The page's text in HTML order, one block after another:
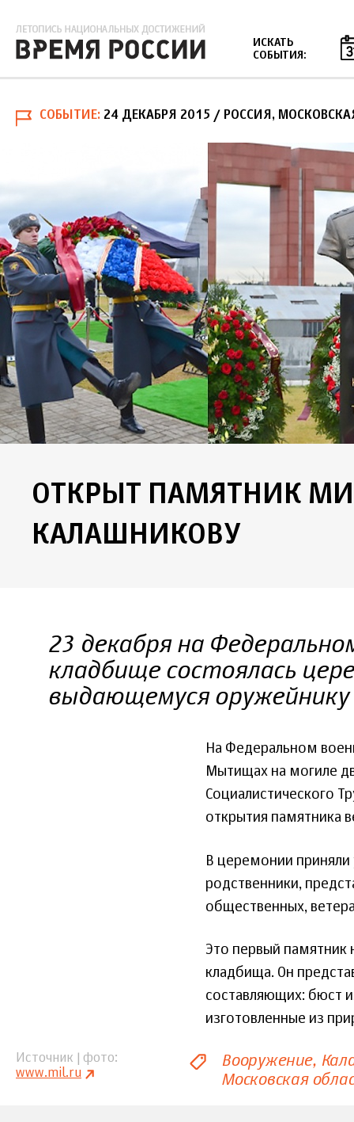
ИСКАТЬ
СОБЫТИЯ:
СОБЫТИЕ 24 ДЕКАБРЯ 2015 / РОССИЯ,
ОТКРЫТ ПАМЯТНИК
КАЛАШНИКОВУ
23 декабря на
кладбище состоялась
выдающемуся оружейнику
На Федеральном
Мытищах на могиле
Социалистического
открытия памятника
В церемонии
родственники,
общественных,
Это первый памятник
кладбища. Он
составляющих: бюст
изготовленные из
Источник | фото
www.mil.ru
Вооружение
Московская